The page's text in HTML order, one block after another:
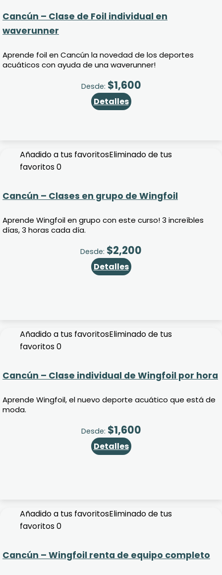
Cancún – Clase de Foil individual en
waverunner
Aprende foil en Cancún la novedad de los deportes
acuáticos con ayuda de una waverunner!
Desde: $1,600
Detalles
Añadido a tus favoritosEliminado de tus
favoritos0
Cancún – Clases en grupo de Wingfoil
Aprende Wingfoil en grupo con este curso! 3 increíbles
días, 3 horas cada día.
Desde: $2,200
Detalles
Añadido a tus favoritosEliminado de tus
favoritos0
Cancún – Clase individual de Wingfoil por hora
Aprende Wingfoil, el nuevo deporte acuático que está de
moda.
Desde: $1,600
Detalles
Añadido a tus favoritosEliminado de tus
favoritos0
Cancún – Wingfoil renta de equipo completo